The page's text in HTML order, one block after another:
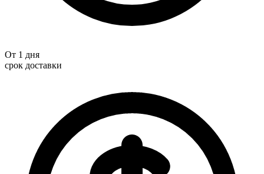
От 1 дня
срок доставки